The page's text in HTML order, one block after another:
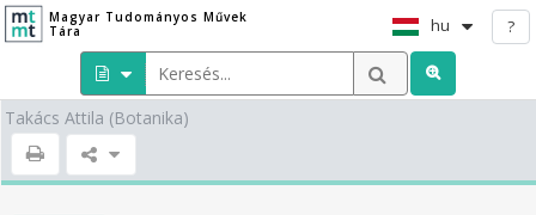
Magyar Tudományos Művek
Tára
hu ?
Takács Attila (Botanika)